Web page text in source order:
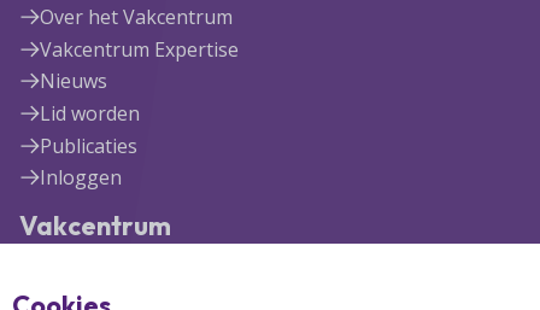
Over het Vakcentrum
Vakcentrum Expertise
Nieuws
Lid worden
Publicaties
Inloggen
Vakcentrum
3447 GR Woerden